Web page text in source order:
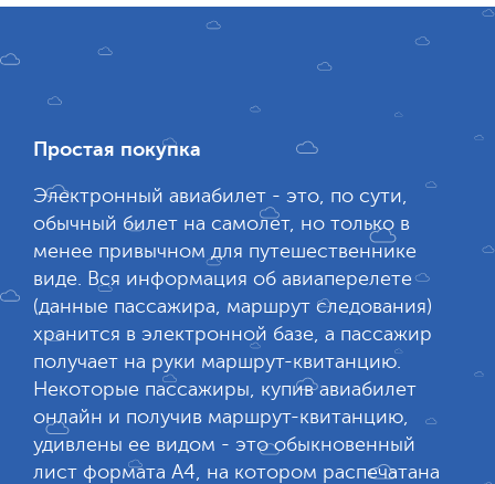
Простая покупка
Электронный авиабилет - это, по сути,
обычный билет на самолет, но только в
менее привычном для путешественнике
виде. Вся информация об авиаперелете
(данные пассажира, маршрут следования)
хранится в электронной базе, а пассажир
получает на руки маршрут-квитанцию.
Некоторые пассажиры, купив авиабилет
онлайн и получив маршрут-квитанцию,
удивлены ее видом - это обыкновенный
лист формата А4, на котором распечатана